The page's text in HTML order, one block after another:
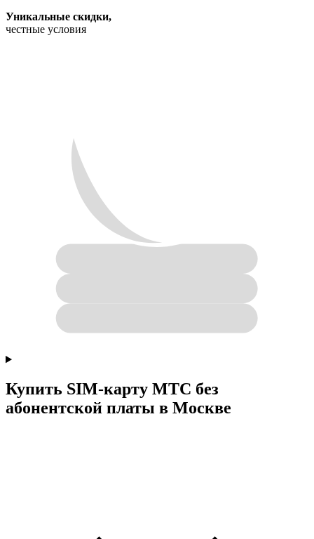
Уникальные скидки,
честные условия
Купить SIM-карту МТС без
абонентской платы в Москве